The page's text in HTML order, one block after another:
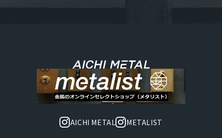
AICHI METAL METALIST